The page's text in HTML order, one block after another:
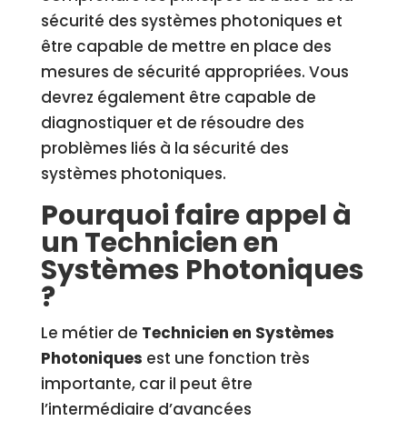
sécurité des systèmes photoniques et
être capable de mettre en place des
mesures de sécurité appropriées. Vous
devrez également être capable de
diagnostiquer et de résoudre des
problèmes liés à la sécurité des
systèmes photoniques.
Pourquoi faire appel à
un Technicien en
Systèmes Photoniques
?
Le métier de Technicien en Systèmes
Photoniques est une fonction très
importante, car il peut être
l’intermédiaire d’avancées